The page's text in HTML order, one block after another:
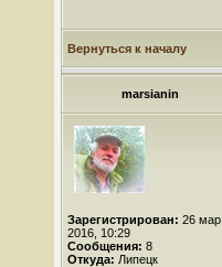
Вернуться к началу
marsianin
Зарегистрирован: 26 мар
2016, 10:29
Сообщения: 8
Откуда: Липецк